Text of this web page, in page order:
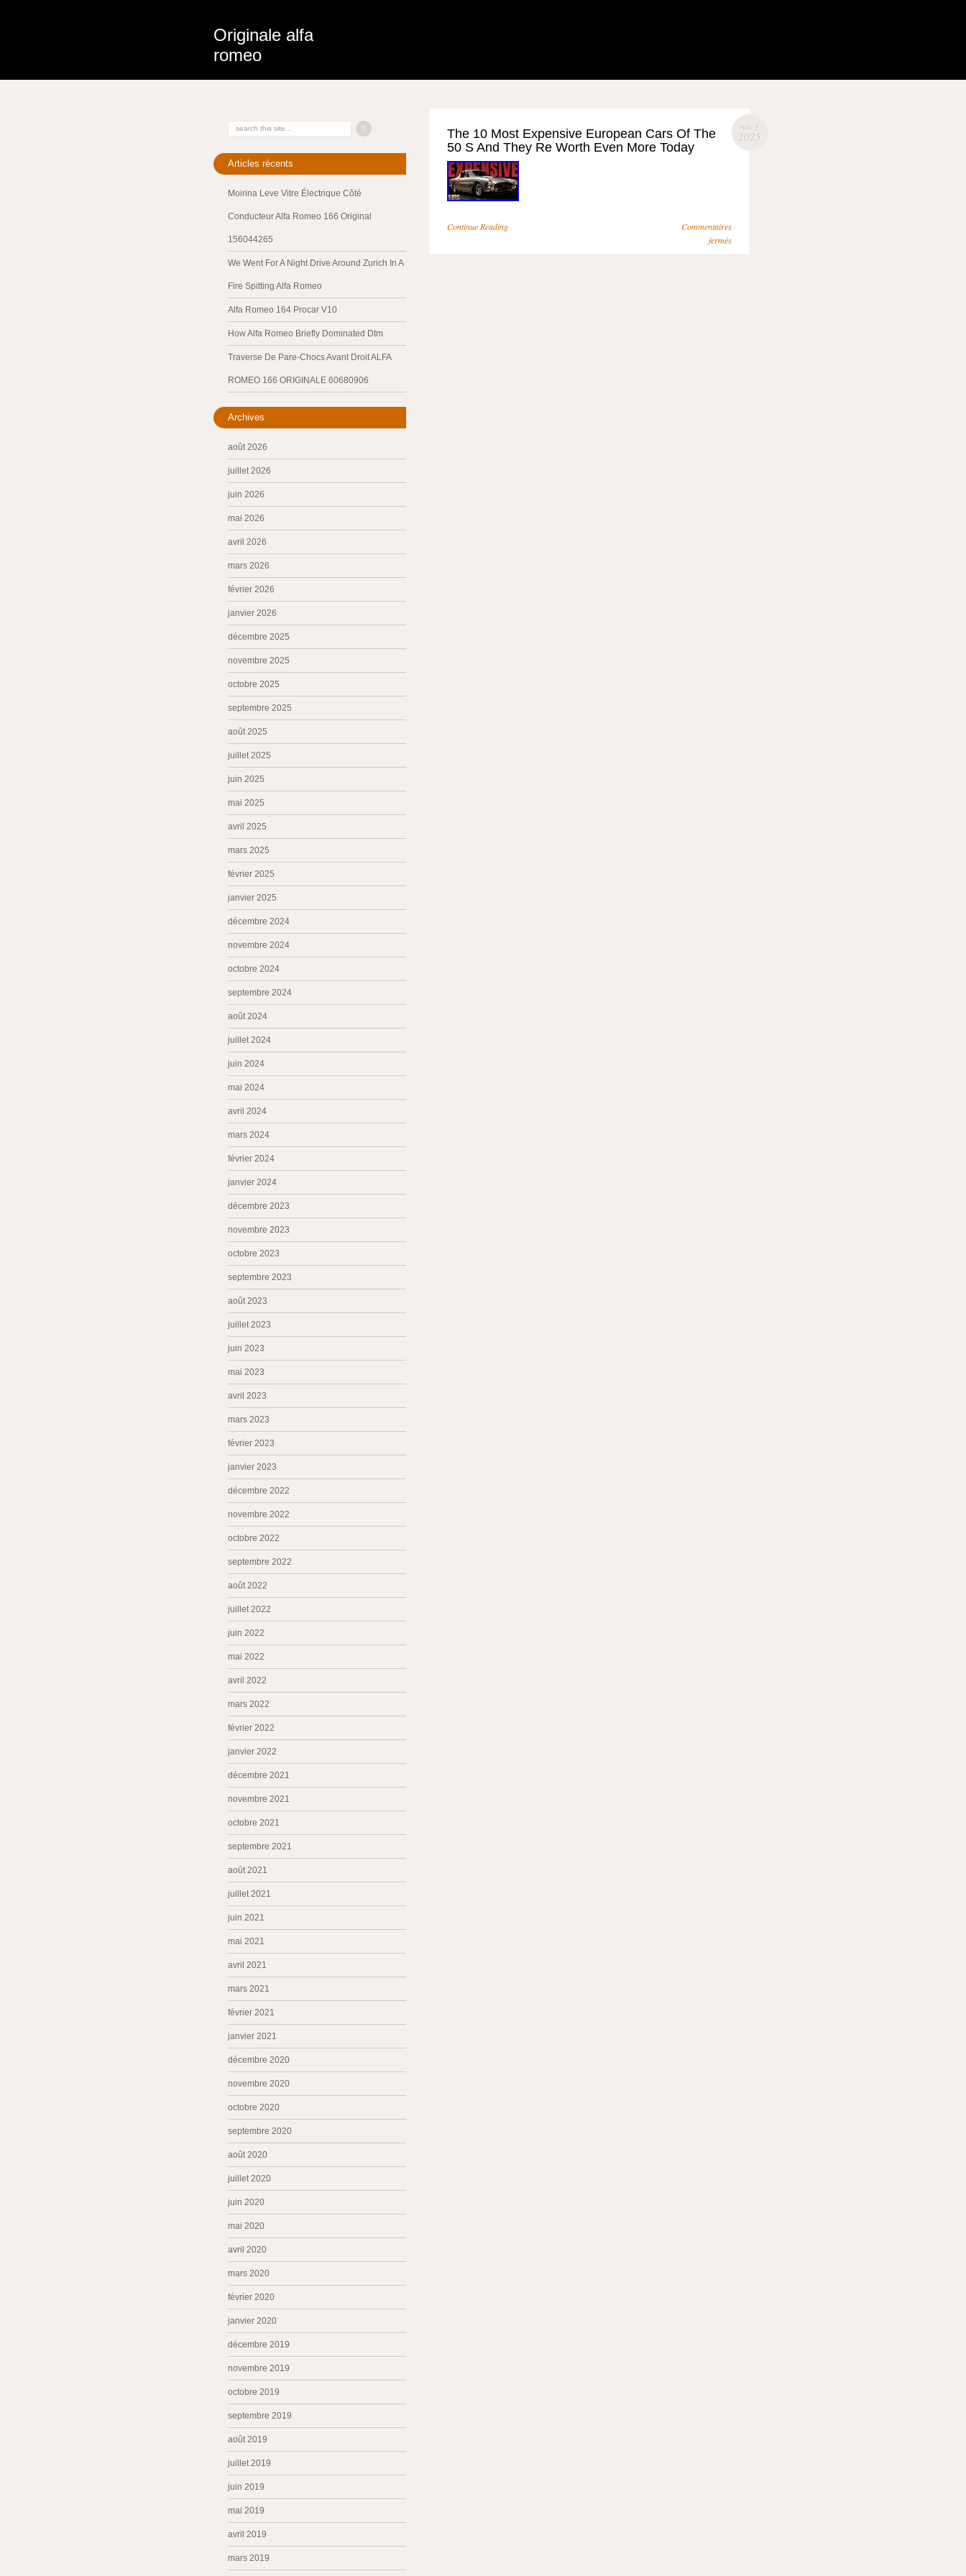
Originale alfa
romeo
nov 3
2025
The 10 Most Expensive European Cars Of The
50 S And They Re Worth Even More Today
Continue Reading
Commentaires
fermés
Articles récents
Moirina Leve Vitre Électrique Côté
Conducteur Alfa Romeo 166 Original
156044265
We Went For A Night Drive Around Zurich In A
Fire Spitting Alfa Romeo
Alfa Romeo 164 Procar V10
How Alfa Romeo Briefly Dominated Dtm
Traverse De Pare-Chocs Avant Droit ALFA
ROMEO 166 ORIGINALE 60680906
Archives
août 2026
juillet 2026
juin 2026
mai 2026
avril 2026
mars 2026
février 2026
janvier 2026
décembre 2025
novembre 2025
octobre 2025
septembre 2025
août 2025
juillet 2025
juin 2025
mai 2025
avril 2025
mars 2025
février 2025
janvier 2025
décembre 2024
novembre 2024
octobre 2024
septembre 2024
août 2024
juillet 2024
juin 2024
mai 2024
avril 2024
mars 2024
février 2024
janvier 2024
décembre 2023
novembre 2023
octobre 2023
septembre 2023
août 2023
juillet 2023
juin 2023
mai 2023
avril 2023
mars 2023
février 2023
janvier 2023
décembre 2022
novembre 2022
octobre 2022
septembre 2022
août 2022
juillet 2022
juin 2022
mai 2022
avril 2022
mars 2022
février 2022
janvier 2022
décembre 2021
novembre 2021
octobre 2021
septembre 2021
août 2021
juillet 2021
juin 2021
mai 2021
avril 2021
mars 2021
février 2021
janvier 2021
décembre 2020
novembre 2020
octobre 2020
septembre 2020
août 2020
juillet 2020
juin 2020
mai 2020
avril 2020
mars 2020
février 2020
janvier 2020
décembre 2019
novembre 2019
octobre 2019
septembre 2019
août 2019
juillet 2019
juin 2019
mai 2019
avril 2019
mars 2019